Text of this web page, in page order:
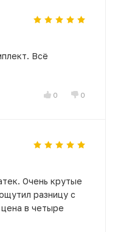
Всё
0 0
Очень крутые
разницу с
в четыре